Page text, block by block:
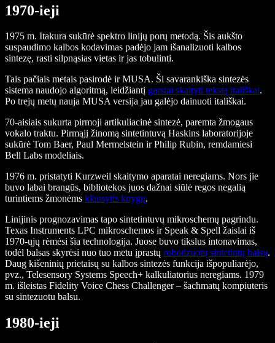
1970-ieji
1975 m. Itakura sukūrė spektro linijų porų metodą. Šis aukšto
suspaudimo kalbos kodavimas padėjo jam išanalizuoti kalbos
sintezę, rasti silpnąsias vietas ir jas tobulinti.
Tais pačiais metais pasirodė ir MUSA. Ši savarankiška sintezės
sistema naudojo algoritmą, leidžiantį garsiai skaityti tekstą itališkai.
Po trejų metų nauja MUSA versija jau galėjo dainuoti itališkai.
70-aisiais sukurta pirmoji artikuliacinė sintezė, paremta žmogaus
vokalo traktu. Pirmąjį žinomą sintetintuvą Haskins laboratorijoje
sukūrė Tom Baer, Paul Mermelstein ir Philip Rubin, remdamiesi
Bell Labs modeliais.
1976 m. pristatyti Kurzweil skaitymo aparatai neregiams. Nors jie
buvo labai brangūs, bibliotekos juos dažnai siūlė regos negalią
turintiems žmonėms klausytis knygų.
Linijinis prognozavimas tapo sintetintuvų mikroschemų pagrindu.
Texas Instruments LPC mikroschemos ir Speak & Spell žaislai iš
1970-ųjų rėmėsi šia technologija. Juose buvo tikslus intonavimas,
todėl balsas skyrėsi nuo tuo metu įprastų robotizuotų sintetintų balsų.
Daug kišeninių prietaisų su kalbos sintezės funkcija išpopuliarėjo,
pvz., Telesensory Systems Speech+ kalkuliatorius neregiams. 1979
m. išleistas Fidelity Voice Chess Challenger – šachmatų kompiuteris
su sintezuotu balsu.
1980-ieji